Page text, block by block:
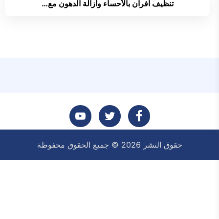
تنظيف افران بالأحساء وأزالة الدهون مع…
تابعنا
على
تابعنا
على
تابعنا
على حقوق النشر 2026 © جميع الحقوق محفوظة